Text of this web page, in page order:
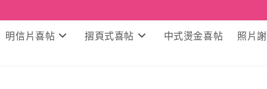
明信片喜帖 摺頁式喜帖 中式燙金喜帖 照片